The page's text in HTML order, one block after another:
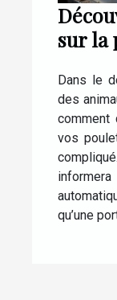
sur la
DOOR
Dans le
des
comment
vos
qu’une